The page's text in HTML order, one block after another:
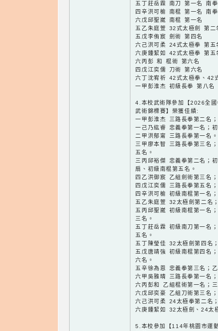
五丁莊岳霖 南刀 第一名 南
四辛洪可榆 南棍 第一名 南
六戊邱聖崴 南棍 第一名
五乙朱庭萱 32式太極劍 第
五戊李侑宸 劍術 第四名
六己洪可柔 24式太極拳 第五
六庚鍾絜如 42式太極拳 第五
六丙彭 和 棍術 第六名
四戊江奕儒 刀術 第六名
六丁沈宥祈 42式太極拳、42
一甲彭淮杰 初級長拳 第八名
4.本校武術隊參加【2026全
武術錦標賽】榮獲佳績:
一甲彭淮杰 三路長拳第二名
一己乃紘睿 忠義拳第一名；
二甲洪郁甯 三路長拳第一名。
三甲廖本智 三路長拳第三名
五名。
三丙邱裕傑 忠義拳第二名；
扇、初級南棍第五名。
四乙洪御宸 乙組劍術第三名
四戊江奕儒 三路長拳第五名
四辛洪可榆 初級南棍第一名
五乙朱庭萱 32太極劍第二名
五丙邱聖崴 初級南棍第一名
三名。
五丁莊岳霖 初級南刀第一名
五名。
五丁陳瑩佳 32太極劍第四名
五戊唐靖強 初級南棍第四名
六名。
五辛徐為恩 忠義拳第三名；
六甲吳雅晴 三路長拳第一名
六丙彭和 乙組棍術第一名；
六戊邱奕豪 乙組刀術第三名
六己洪可柔 24太極拳第二名
六庚鍾絜如 32太極劍、24太
5.本校參加【114年桃園市運